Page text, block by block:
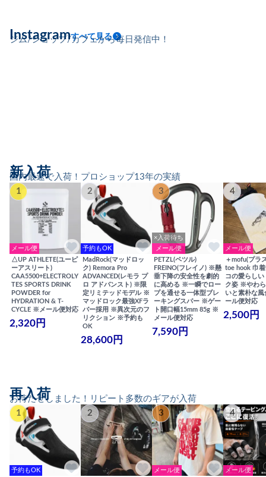
ジム/ショップ/カフェから毎日発信中！
Instagramすべて見る
国内最速で入荷！プロショップ13年の実績
新入荷
1
メール便
△UP ATHLETE(ユーピ
ーアスリート)
CAA5500+ELECTROLY
TES SPORTS DRINK
POWDER for
HYDRATION & T-
CYCLE ※メール便対応
2,320円
2
予約もOK
MadRock(マッドロッ
ク) Remora Pro
ADVANCED(レモラ プ
ロ アドバンスト) ※限
定リミテッドモデル ※
マッドロック最強XFラ
バー採用 ※異次元のフ
リクション ※予約も
OK
28,600円
3
×入荷待ち
メール便
PETZL(ペツル)
FREINO(フレイノ) ※懸
垂下降の安全性を劇的
に高める ※一瞬でロー
プを通せる一体型ブレ
ーキングスパー ※ゲー
ト開口幅15mm 85g ※
メール便対応
7,590円
4
メール便
＋mofu(プラ
toe hook 巾
コの愛らしい
ク姿 ※やわ
いと素朴な
ール便対応
2,500円
お待たせしました！リピート多数のギアが入荷
再入荷
1
予約もOK
2 3
メール便
4
メール便